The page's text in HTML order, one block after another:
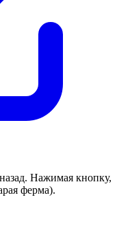
Нажимая кнопку,
ферма).